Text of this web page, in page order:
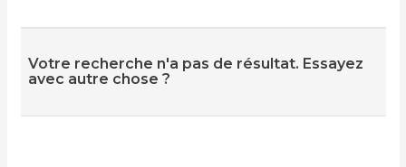
Votre recherche n'a pas de résultat. Essayez
avec autre chose ?